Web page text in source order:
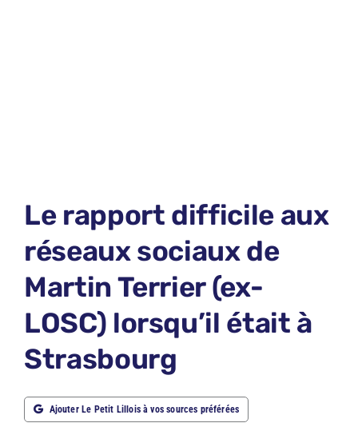
Le rapport difficile aux
réseaux sociaux de
Martin Terrier (ex-
LOSC) lorsqu’il était à
Strasbourg
Ajouter Le Petit Lillois à vos sources préférées